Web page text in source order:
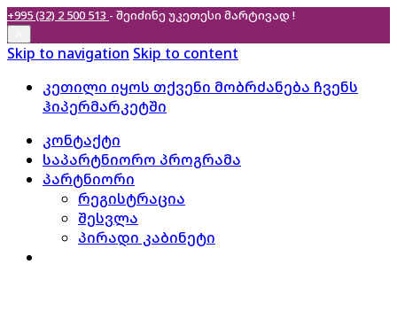
+995 (32) 2 500 513 - შეიძინე უკეთესი მარტივად !
Skip to navigation Skip to content
კეთილი იყოს თქვენი მობრძანება ჩვენს
ჰიპერმარკეტში
კონტაქტი
საპარტნიორო პროგრამა
პარტნიორი
რეგისტრაცია
შესვლა
პირადი კაბინეტი